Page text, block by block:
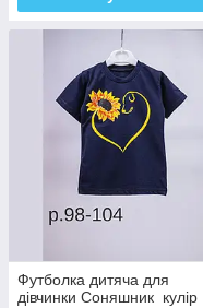
Футболка дитяча для
дівчинки Соняшник кулір